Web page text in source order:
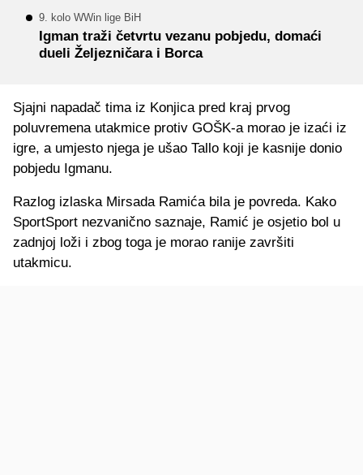
9. kolo WWin lige BiH
Igman traži četvrtu vezanu pobjedu, domaći
dueli Željezničara i Borca
Sjajni napadač tima iz Konjica pred kraj prvog
poluvremena utakmice protiv GOŠK-a morao je izaći iz
igre, a umjesto njega je ušao Tallo koji je kasnije donio
pobjedu Igmanu.
Razlog izlaska Mirsada Ramića bila je povreda. Kako
SportSport nezvanično saznaje, Ramić je osjetio bol u
zadnjoj loži i zbog toga je morao ranije završiti
utakmicu.